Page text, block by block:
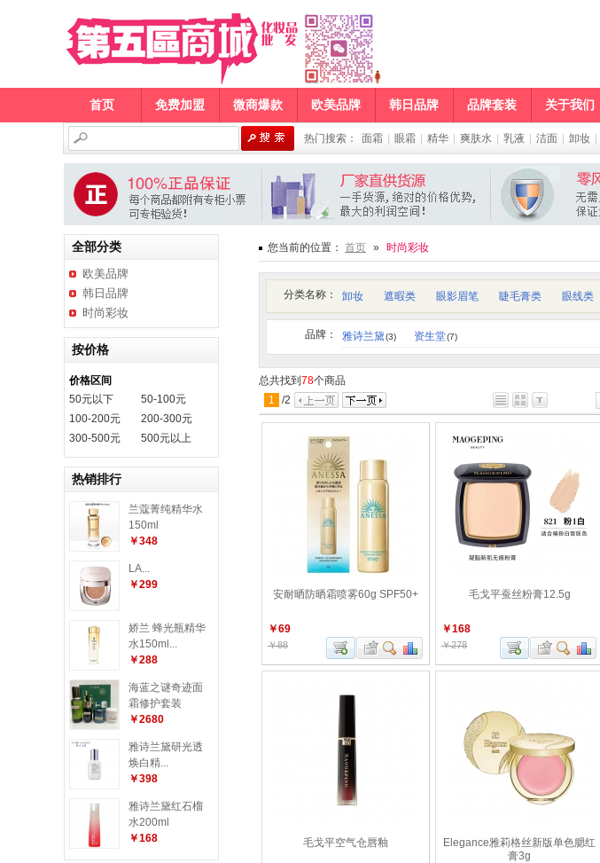
首页 免费加盟 微商爆款 欧美品牌 韩日品牌 品牌套装 关于我们
热门搜索： 面霜 眼霜 精华 爽肤水 乳液 洁面 卸妆
您当前的位置： 首页 » 时尚彩妆
分类名称： 卸妆 遮暇类 眼影眉笔 睫毛膏类 眼线类
品牌： 雅诗兰黛(3) 资生堂(7)
总共找到 78个商品
1
/2
安耐晒防晒霜喷雾60g SPF50+
￥69
￥88
毛戈平蚕丝粉膏12.5g
￥168
￥278
毛戈平空气仓唇釉
Elegance雅莉格丝新版单色腮红
膏3g
全部分类
欧美品牌
韩日品牌
时尚彩妆
按价格
价格区间
50元以下
50-100元
100-200元
200-300元
300-500元
500元以上
热销排行
兰蔻菁纯精华水
150ml
￥348
LA...
￥299
娇兰 蜂光瓶精华
水150ml...
￥288
海蓝之谜奇迹面
霜修护套装
￥2680
雅诗兰黛研光透
焕白精...
￥398
雅诗兰黛红石榴
水200ml
￥168